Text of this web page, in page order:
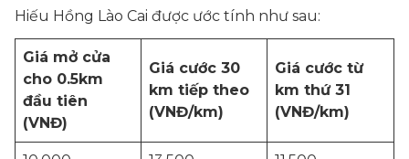
Hiếu Hồng Lào Cai được ước tính như sau:
Giá mở cửa
cho 0.5km
đầu tiên
(VNĐ)
Giá cước 30
km tiếp theo
(VNĐ/km)
Giá cước từ
km thứ 31
(VNĐ/km)